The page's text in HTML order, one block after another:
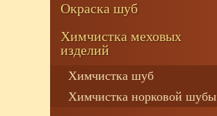
Окраска шуб
Химчистка меховых
изделий
Химчистка шуб
Химчистка норковой шубы